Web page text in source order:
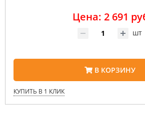
Цена: 2 691
шт
В КОРЗИНУ
КУПИТЬ В 1 КЛИК